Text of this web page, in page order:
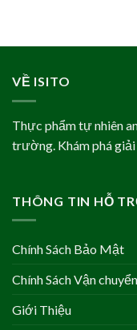
VỀ ISITO
Thực phẩm tự nhiên
trường. Khám phá giải
THÔNG TIN HỖ
Chính Sách Bảo Mật
Chính Sách Vận chuyển
Giới Thiệu